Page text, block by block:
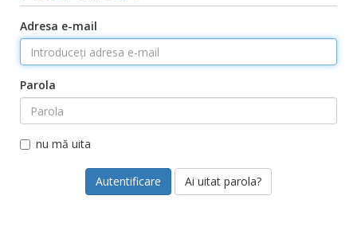
Adresa e-mail
Parola
nu mă uita
Ai uitat parola?